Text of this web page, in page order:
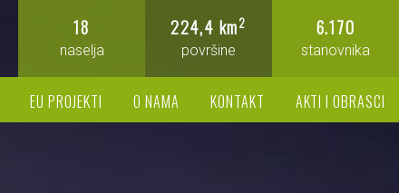
6.170
stanovnika
224,4 km2
površine
18
naselja
EU PROJEKTI O NAMA KONTAKT AKTI I OBRASCI